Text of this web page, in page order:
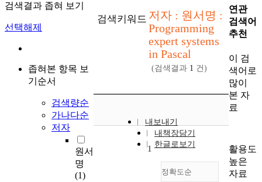
검색결과 좁혀 보기
선택해제
좁혀본 항목 보
기순서
검색량순
가나다순
저자
원서
명
(1)
검색키워드 저자 : 원서명 :
Programming
expert systems
in Pascal
(검색결과 1 건)
내보내기
내책장담기
한글로보기
정확도순
1
연관
검색어
추천
이 검
색어로
많이
본 자
료
활용도
높은
자료